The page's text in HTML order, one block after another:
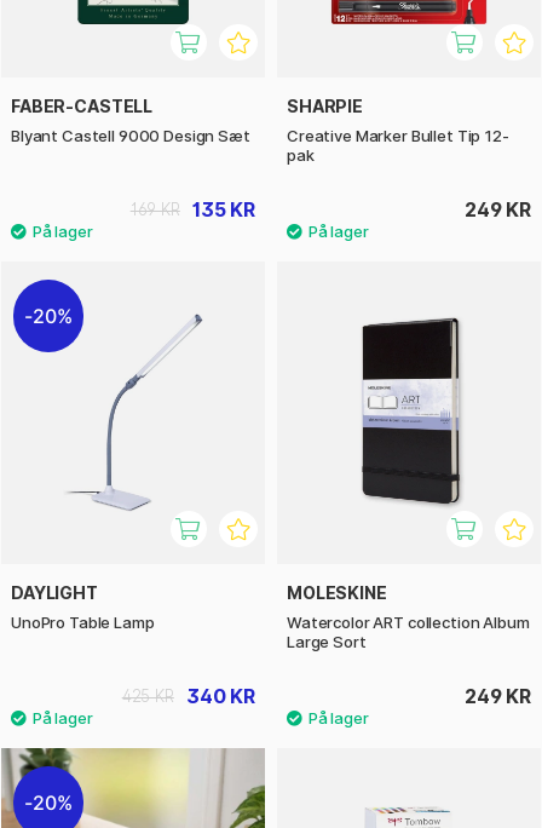
FABER-CASTELL
Blyant Castell 9000 Design Sæt
135 KR
169 KR
SHARPIE
Creative Marker Bullet Tip 12-
pak
249 KR
20%
DAYLIGHT
UnoPro Table Lamp
340 KR
425 KR
MOLESKINE
Watercolor ART collection Album
Large Sort
249 KR
20%